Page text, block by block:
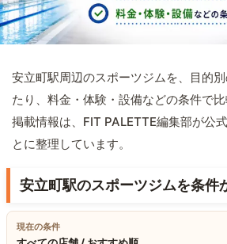
安立町駅周辺のスポーツジムを、目的
たり、料金・体験・設備などの条件で比
掲載情報は、FIT PALETTE編集部が公
とに整理しています。
安立町駅のスポーツジムを条件
現在の条件